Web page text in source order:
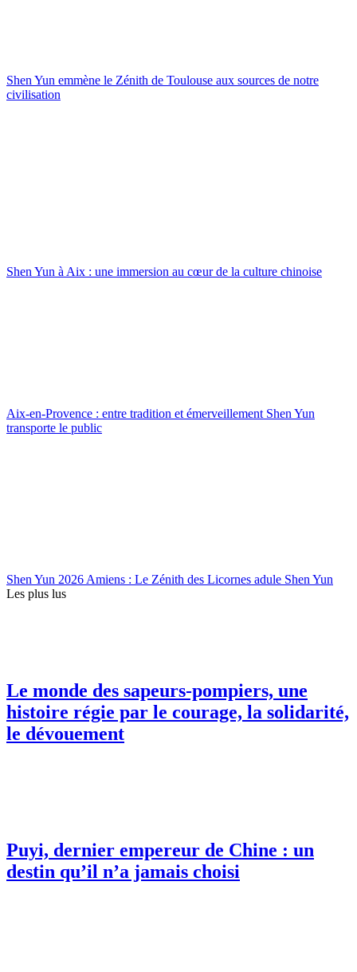
Shen Yun emmène le Zénith de Toulouse aux sources de notre
civilisation
Shen Yun à Aix : une immersion au cœur de la culture chinoise
Aix-en-Provence : entre tradition et émerveillement Shen Yun
transporte le public
Shen Yun 2026 Amiens : Le Zénith des Licornes adule Shen Yun
Les plus lus
Le monde des sapeurs-pompiers, une
histoire régie par le courage, la solidarité,
le dévouement
Puyi, dernier empereur de Chine : un
destin qu’il n’a jamais choisi